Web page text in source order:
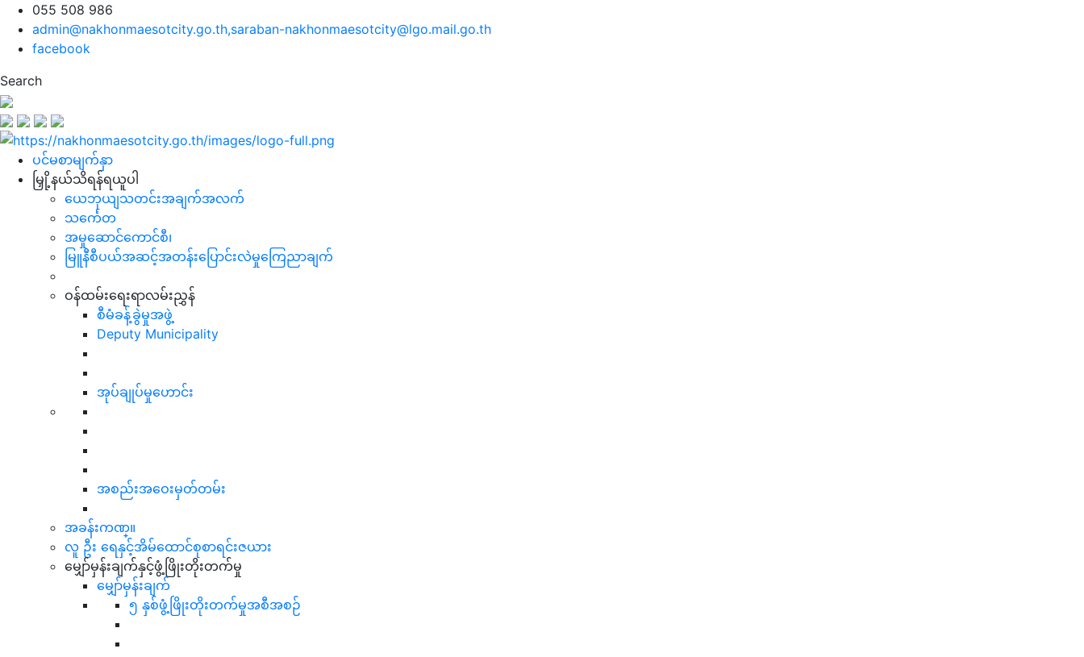
055 508 986
admin@nakhonmaesotcity.go.th,saraban-nakhonmaesotcity@lgo.mail.go.th
facebook
Search
ပင်မစာမျက်နှာ
မြှို့နယ်သိရန်ရယူပါ
ယေဘုယျသတင်းအချက်အလက်
သင်္ကေတ
အမှုဆောင်ကောင်စီ၊
မြူနီစီပယ်အဆင့်အတန်းပြောင်းလဲမှုကြေညာချက်
ဝန်ထမ်းရေးရာလမ်းညွှန်
စီမံခန့်ခွဲမှုအဖွဲ့
Deputy Municipality
အုပ်ချုပ်မှုဟောင်း
အစည်းအဝေးမှတ်တမ်း
အခန်းကဏ္။
လူ ဦး ရေနှင့်အိမ်ထောင်စုစာရင်းဇယား
မျှော်မှန်းချက်နှင့်ဖွံ့ဖြိုးတိုးတက်မှု
မျှော်မှန်းချက်
၅ နှစ်ဖွံ့ဖြိုးတိုးတက်မှုအစီအစဉ်